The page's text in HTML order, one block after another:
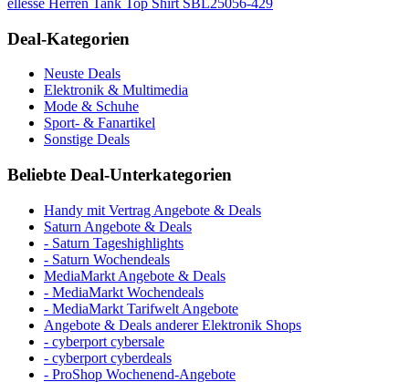
Deal-Kategorien
Neuste Deals
Elektronik & Multimedia
Mode & Schuhe
Sport- & Fanartikel
Sonstige Deals
Beliebte Deal-Unterkategorien
Handy mit Vertrag Angebote & Deals
Saturn Angebote & Deals
- Saturn Tageshighlights
- Saturn Wochendeals
MediaMarkt Angebote & Deals
- MediaMarkt Wochendeals
- MediaMarkt Tarifwelt Angebote
Angebote & Deals anderer Elektronik Shops
- cyberport cybersale
- cyberport cyberdeals
- ProShop Wochenend-Angebote